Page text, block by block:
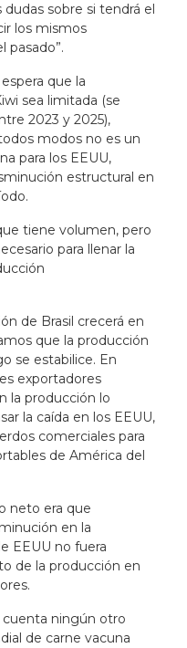
sobre si tendrá el
los mismos
pasado”.
que la
sea limitada (se
2023 y 2025),
modos no es un
para los EEUU,
estructural en
tiene volumen, pero
para llenar la
de Brasil crecerá en
que la producción
se estabilice. En
exportadores
la producción lo
la caída en los EEUU,
comerciales para
de América del
neto era que
en la
EEUU no fuera
de la producción en
cuenta ningún otro
de carne vacuna